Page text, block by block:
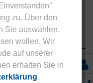
zu. Über den
Sie auswählen,
wollen. Wir
auf unserer
erhalten Sie in
.